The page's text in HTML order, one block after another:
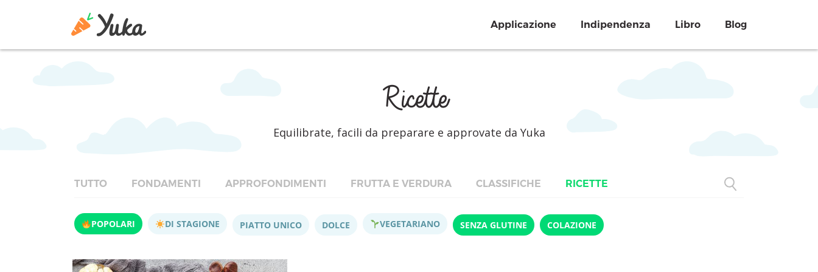
Applicazione Indipendenza Libro Blog
Ricette
Equilibrate, facili da preparare e approvate da Yuka
TUTTO FONDAMENTI APPROFONDIMENTI FRUTTA E VERDURA CLASSIFICHE RICETTE
POPOLARI DI STAGIONE PIATTO UNICO DOLCE VEGETARIANO SENZA GLUTINE COLAZIONE